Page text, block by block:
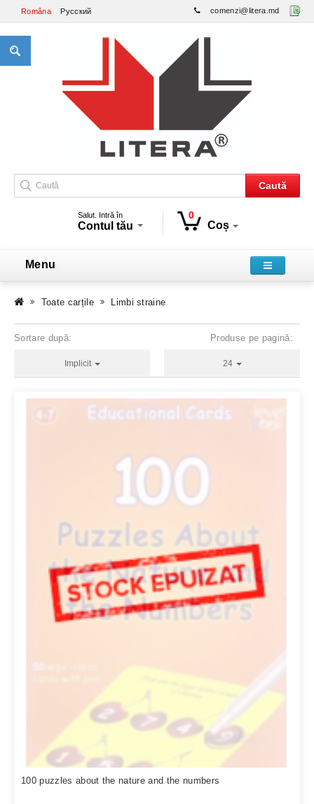
Româna Русский comenzi@litera.md
Caută
Salut. Intră în
Contul tău
0
Coș
Menu
Toate carțile Limbi straine
Sortare după:
Implicit
Produse pe pagină:
24
100 puzzles about the nature and the numbers